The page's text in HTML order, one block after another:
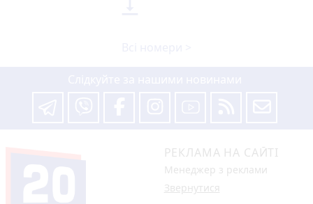
РЕКЛАМА НА САЙТІ
Менеджер з реклами
Звернутися